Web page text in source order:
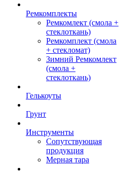
Ремкомплекты
Ремкомлект (смола +
стеклоткань)
Ремкомплект (смола
+ стекломат)
Зимний Ремкомлект
(смола +
стеклоткань)
Гелькоуты
Грунт
Инструменты
Сопутствующая
продукция
Мерная тара